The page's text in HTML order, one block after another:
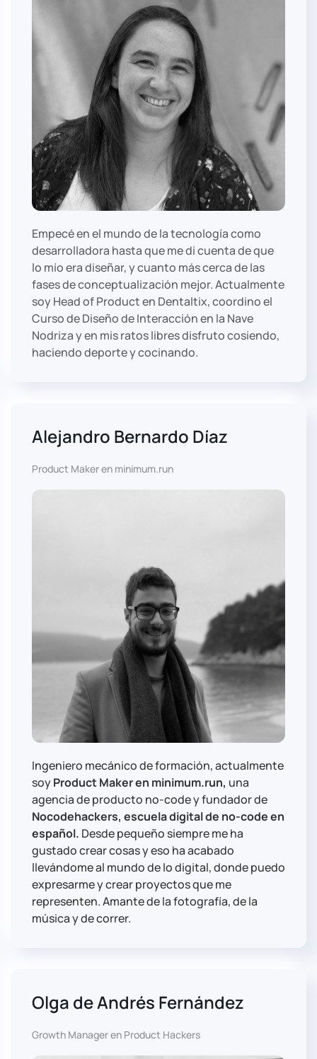
Empecé en el mundo de la tecnología como
desarrolladora hasta que me di cuenta de que
lo mío era diseñar, y cuanto más cerca de las
fases de conceptualización mejor. Actualmente
soy Head of Product en Dentaltix, coordino el
Curso de Diseño de Interacción en la Nave
Nodriza y en mis ratos libres disfruto cosiendo,
haciendo deporte y cocinando.
Alejandro Bernardo Díaz
Product Maker en minimum.run
Ingeniero mecánico de formación, actualmente
soyProduct Maker en minimum.run, una
agencia de producto no-code y fundador de
Nocodehackers, escuela digital de no-code en
español. Desde pequeño siempre me ha
gustado crear cosas y eso ha acabado
llevándome al mundo de lo digital, donde puedo
expresarme y crear proyectos que me
representen. Amante de la fotografía, de la
música y de correr.
Olga de Andrés Fernández
Growth Manager en Product Hackers